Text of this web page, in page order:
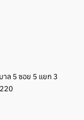
าล 5 ซอย 5 แยก 3